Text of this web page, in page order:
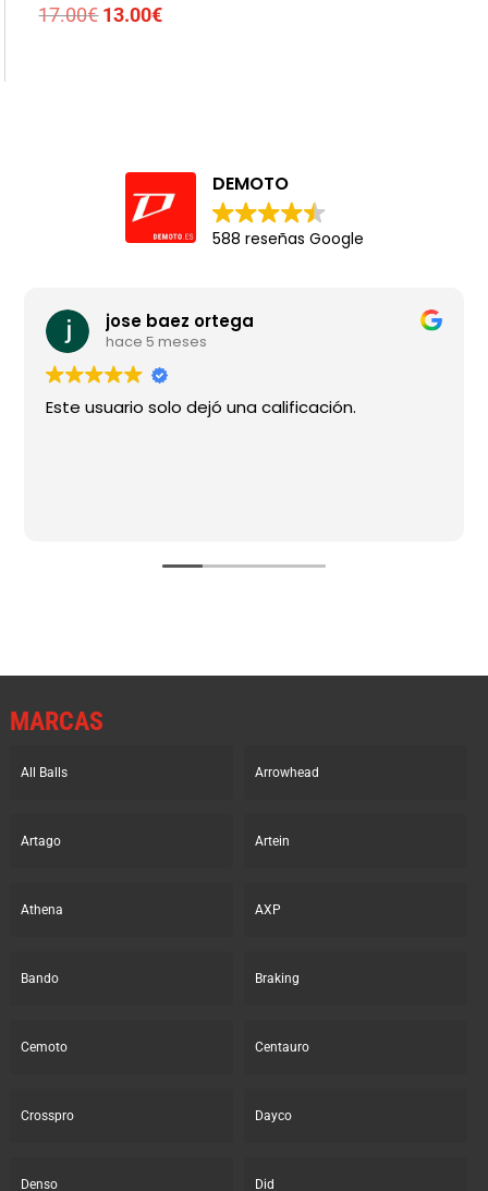
17.00€ El
13.00€El
DEMOTO
588 reseñas Google
jose baez ortega
hace 5 meses
Este usuario solo dejó una calificación.
MARCAS
All Balls Arrowhead
Artago Artein
Athena AXP
Bando Braking
Cemoto Centauro
Crosspro Dayco
Denso Did